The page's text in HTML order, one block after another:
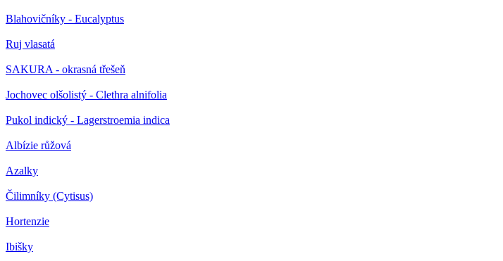
Blahovičníky - Eucalyptus
Ruj vlasatá
SAKURA - okrasná třešeň
Jochovec olšolistý - Clethra alnifolia
Pukol indický - Lagerstroemia indica
Albízie růžová
Azalky
Čilimníky (Cytisus)
Hortenzie
Ibišky